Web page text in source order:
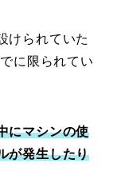
けられていた
に限られてい
にマシンの使
が発生したり